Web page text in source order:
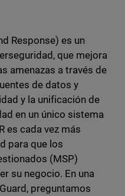
on Reddit
Response) es un
que mejora
amenazas a través de
de datos y
y la unificación de
en un único sistema
es cada vez más
para que los
(MSP)
su negocio. En una
preguntamos